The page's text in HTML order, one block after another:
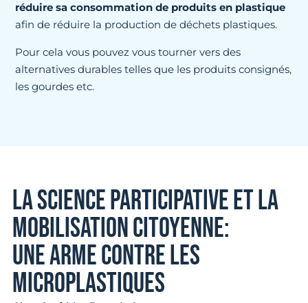
réduire sa consommation de produits en plastique
afin de réduire la production de déchets plastiques.
Pour cela vous pouvez vous tourner vers des
alternatives durables telles que les produits consignés,
les gourdes etc.
LA SCIENCE PARTICIPATIVE ET LA
MOBILISATION CITOYENNE:
UNE ARME CONTRE LES
MICROPLASTIQUES